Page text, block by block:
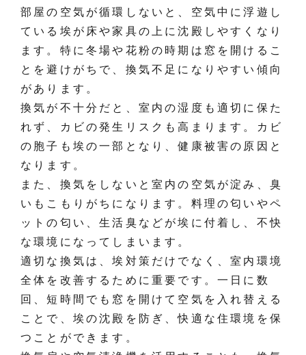
部屋の空気が循環しないと、空気中に浮遊し
ている埃が床や家具の上に沈殿しやすくなり
ます。特に冬場や花粉の時期は窓を開けるこ
とを避けがちで、換気不足になりやすい傾向
があります。
換気が不十分だと、室内の湿度も適切に保た
れず、カビの発生リスクも高まります。カビ
の胞子も埃の一部となり、健康被害の原因と
なります。
また、換気をしないと室内の空気が淀み、臭
いもこもりがちになります。料理の匂いやペ
ットの匂い、生活臭などが埃に付着し、不快
な環境になってしまいます。
適切な換気は、埃対策だけでなく、室内環境
全体を改善するために重要です。一日に数
回、短時間でも窓を開けて空気を入れ替える
ことで、埃の沈殿を防ぎ、快適な住環境を保
つことができます。